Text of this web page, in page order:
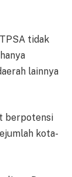
tidak
lainnya
berpotensi
kota-